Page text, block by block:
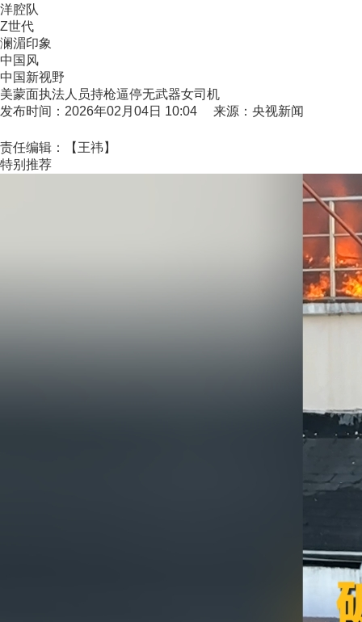
洋腔队
Z世代
澜湄印象
中国风
中国新视野
美蒙面执法人员持枪逼停无武器女司机
发布时间：2026年02月04日 10:04 来源：央视新闻
责任编辑：【王祎】
特别推荐